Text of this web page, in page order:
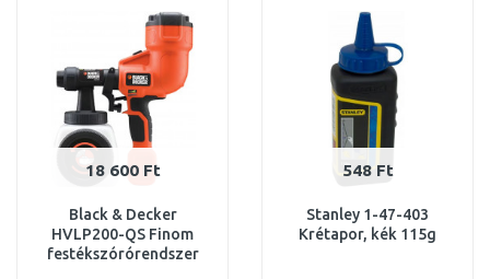
Összehasonlítás Összehasonlítás
18 600 Ft
Black & Decker
HVLP200-QS Finom
festékszórórendszer
548 Ft
Stanley 1-47-403
Krétapor, kék 115g